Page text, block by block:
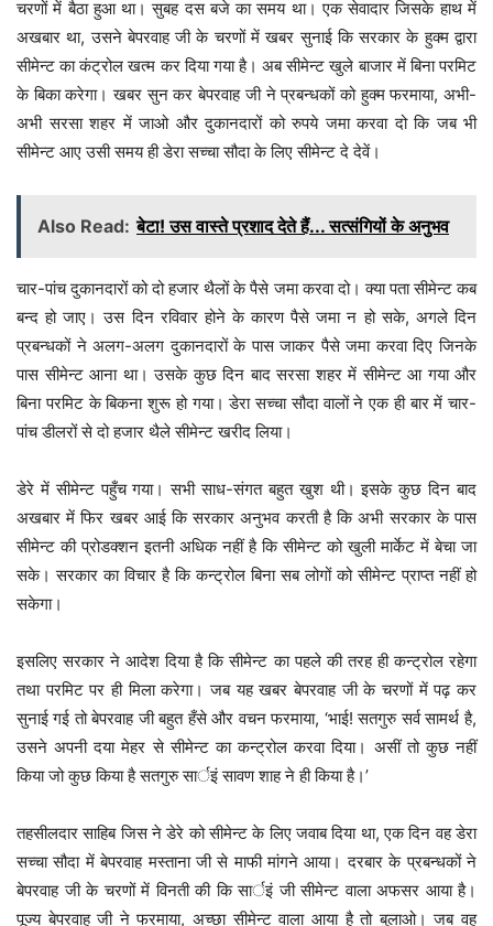
चरणों में बैठा हुआ था। सुबह दस बजे का समय था। एक सेवादार जिसके हाथ में
अखबार था, उसने बेपरवाह जी के चरणों में खबर सुनाई कि सरकार के हुक्म द्वारा
सीमेन्ट का कंट्रोल खत्म कर दिया गया है। अब सीमेन्ट खुले बाजार में बिना परमिट
के बिका करेगा। खबर सुन कर बेपरवाह जी ने प्रबन्धकों को हुक्म फरमाया, अभी-
अभी सरसा शहर में जाओ और दुकानदारों को रुपये जमा करवा दो कि जब भी
सीमेन्ट आए उसी समय ही डेरा सच्चा सौदा के लिए सीमेन्ट दे देवें।
Also Read: बेटा! उस वास्ते प्रशाद देते हैं... सत्संगियों के अनुभव
चार-पांच दुकानदारों को दो हजार थैलों के पैसे जमा करवा दो। क्या पता सीमेन्ट कब
बन्द हो जाए। उस दिन रविवार होने के कारण पैसे जमा न हो सके, अगले दिन
प्रबन्धकों ने अलग-अलग दुकानदारों के पास जाकर पैसे जमा करवा दिए जिनके
पास सीमेन्ट आना था। उसके कुछ दिन बाद सरसा शहर में सीमेन्ट आ गया और
बिना परमिट के बिकना शुरू हो गया। डेरा सच्चा सौदा वालों ने एक ही बार में चार-
पांच डीलरों से दो हजार थैले सीमेन्ट खरीद लिया।
डेरे में सीमेन्ट पहुँच गया। सभी साध-संगत बहुत खुश थी। इसके कुछ दिन बाद
अखबार में फिर खबर आई कि सरकार अनुभव करती है कि अभी सरकार के पास
सीमेन्ट की प्रोडक्शन इतनी अधिक नहीं है कि सीमेन्ट को खुली मार्केट में बेचा जा
सके। सरकार का विचार है कि कन्ट्रोल बिना सब लोगों को सीमेन्ट प्राप्त नहीं हो
सकेगा।
इसलिए सरकार ने आदेश दिया है कि सीमेन्ट का पहले की तरह ही कन्ट्रोल रहेगा
तथा परमिट पर ही मिला करेगा। जब यह खबर बेपरवाह जी के चरणों में पढ़ कर
सुनाई गई तो बेपरवाह जी बहुत हँसे और वचन फरमाया, ‘भाई! सतगुरु सर्व सामर्थ है,
उसने अपनी दया मेहर से सीमेन्ट का कन्ट्रोल करवा दिया। असीं तो कुछ नहीं
किया जो कुछ किया है सतगुरु सार्इं सावण शाह ने ही किया है।’
तहसीलदार साहिब जिस ने डेरे को सीमेन्ट के लिए जवाब दिया था, एक दिन वह डेरा
सच्चा सौदा में बेपरवाह मस्ताना जी से माफी मांगने आया। दरबार के प्रबन्धकों ने
बेपरवाह जी के चरणों में विनती की कि सार्इं जी सीमेन्ट वाला अफसर आया है।
पूज्य बेपरवाह जी ने फरमाया, अच्छा सीमेन्ट वाला आया है तो बुलाओ। जब वह